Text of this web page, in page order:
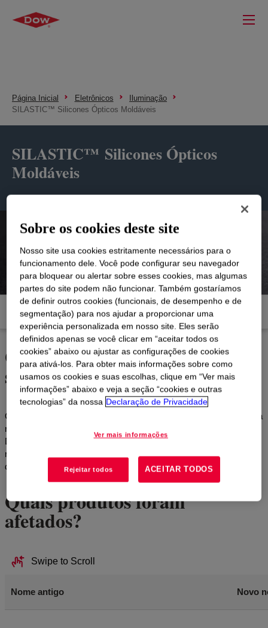
Página Inicial Eletrônicos
Iluminação
SILASTIC™ Silicones Ópticos Moldáveis
SILASTIC™ Silicones Ópticos
Moldáveis
Produtos Documentos e Recursos
O plano para renomear
silicones ópticos moldáveis
Os elastômeros de silicone óptico moldável da Dow estão de cara
nova. Entretanto, a única mudança é no nome da marca — de
DOWSIL™ para SILASTIC™. Todo o resto você já conhece: a
mesma qualidade, composição química, preço, SKUs e processo
de compra.
Quais produtos foram
afetados?
Swipe to Scroll
Nome antigo Novo
Sobre os cookies deste site
Nosso site usa cookies estritamente necessários para o
funcionamento dele. Você pode configurar seu navegador
para bloquear ou alertar sobre esses cookies, mas algumas
partes do site podem não funcionar. Também gostaríamos
de definir outros cookies (funcionais, de desempenho e de
segmentação) para nos ajudar a proporcionar uma
experiência personalizada em nosso site. Eles serão
definidos apenas se você clicar em “aceitar todos os
cookies” abaixo ou ajustar as configurações de cookies
para ativá-los. Para obter mais informações sobre como
usamos os cookies e suas escolhas, clique em “Ver mais
informações” abaixo e veja a seção “cookies e outras
tecnologias” da nossa Declaração de Privacidade
Ver mais informações
Rejeitar todos ACEITAR TODOS